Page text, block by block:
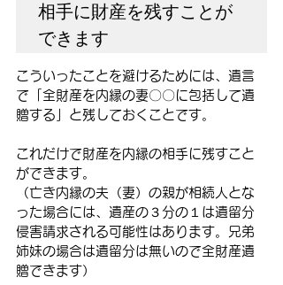
相手に財産を残すことが
できます
こういったことを避けるためには、遺言
で「全財産を内縁の妻〇〇に包括して遺
贈する」と残しておくことです。
これだけで財産を内縁の相手に残すこと
ができます。
（亡き内縁の夫（妻）の親が相続人とな
った場合には、遺産の３分の１は遺留分
侵害請求される可能性はあります。兄弟
姉妹の場合は遺留分は無いので全財産遺
贈できます）